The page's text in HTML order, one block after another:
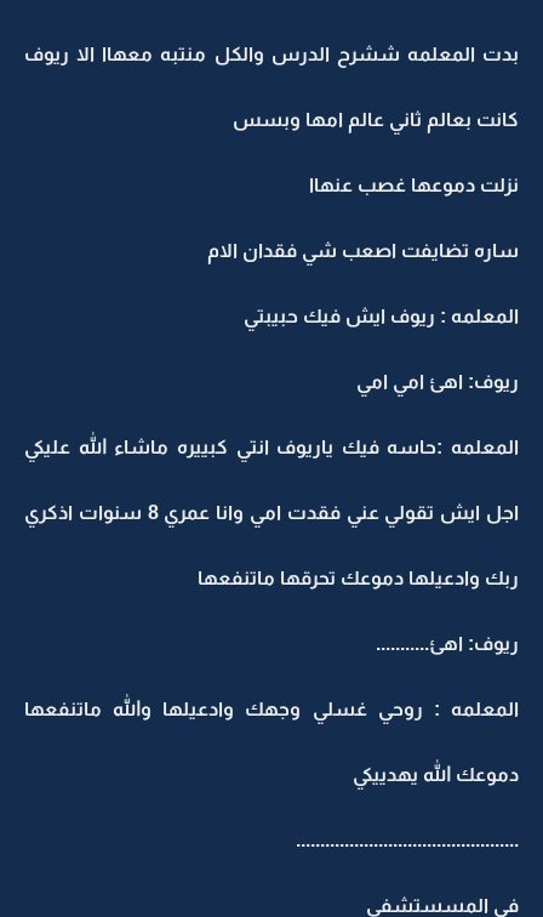
بدت المعلمه ششرح الدرس والكل منتبه معهاا الا ريوف
كانت بعالم ثاني عالم امها وبسس
نزلت دموعها غصب عنهاا
ساره تضايفت اصعب شي فقدان الام
المعلمه : ريوف ايش فيك حبيبتي
ريوف: اهئ امي امي
المعلمه :حاسه فيك ياريوف انتي كبييره ماشاء الله عليكي
اجل ايش تقولي عني فقدت امي وانا عمري 8 سنوات اذكري
ربك وادعيلها دموعك تحرقها ماتنفعها
ريوف: اهئ...........
المعلمه : روحي غسلي وجهك وادعيلها والله ماتنفعها
دموعك الله يهدييكي
..............................................
في المسستشفى